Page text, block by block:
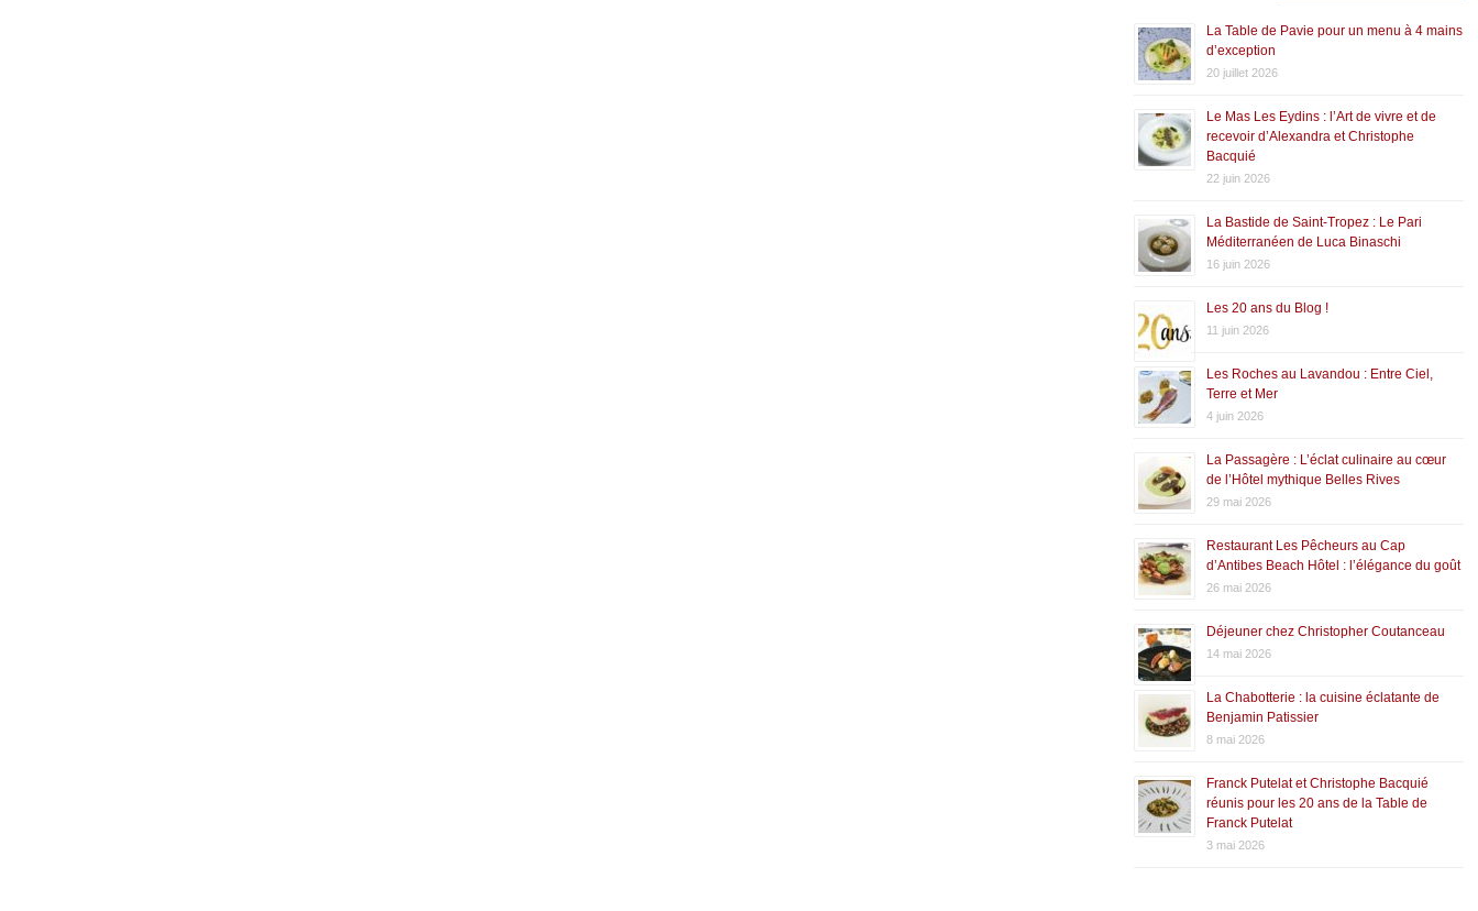
La Table de Pavie pour un menu à 4 mains
d’exception
20 juillet 2026
Le Mas Les Eydins : l’Art de vivre et de
recevoir d’Alexandra et Christophe
Bacquié
22 juin 2026
La Bastide de Saint-Tropez : Le Pari
Méditerranéen de Luca Binaschi
16 juin 2026
Les 20 ans du Blog !
11 juin 2026
Les Roches au Lavandou : Entre Ciel,
Terre et Mer
4 juin 2026
La Passagère : L’éclat culinaire au cœur
de l’Hôtel mythique Belles Rives
29 mai 2026
Restaurant Les Pêcheurs au Cap
d’Antibes Beach Hôtel : l’élégance du goût
26 mai 2026
Déjeuner chez Christopher Coutanceau
14 mai 2026
La Chabotterie : la cuisine éclatante de
Benjamin Patissier
8 mai 2026
Franck Putelat et Christophe Bacquié
réunis pour les 20 ans de la Table de
Franck Putelat
3 mai 2026